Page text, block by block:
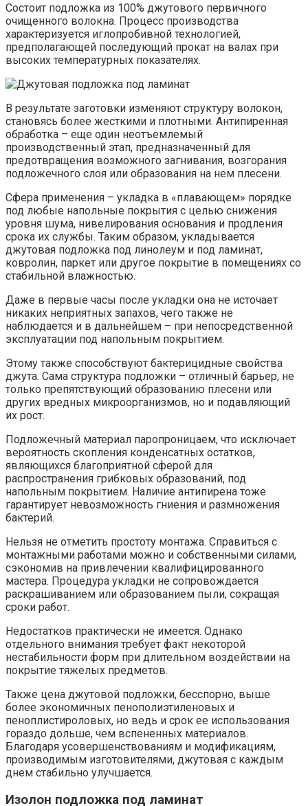
Состоит подложка из 100% джутового первичного
очищенного волокна. Процесс производства
характеризуется иглопробивной технологией,
предполагающей последующий прокат на валах при
высоких температурных показателях.
В результате заготовки изменяют структуру волокон,
становясь более жесткими и плотными. Антипиренная
обработка – еще один неотъемлемый
производственный этап, предназначенный для
предотвращения возможного загнивания, возгорания
подложечного слоя или образования на нем плесени.
Сфера применения – укладка в «плавающем» порядке
под любые напольные покрытия с целью снижения
уровня шума, нивелирования основания и продления
срока их службы. Таким образом, укладывается
джутовая подложка под линолеум и под ламинат,
ковролин, паркет или другое покрытие в помещениях со
стабильной влажностью.
Даже в первые часы после укладки она не источает
никаких неприятных запахов, чего также не
наблюдается и в дальнейшем – при непосредственной
эксплуатации под напольным покрытием.
Этому также способствуют бактерицидные свойства
джута. Сама структура подложки – отличный барьер, не
только препятствующий образованию плесени или
других вредных микроорганизмов, но и подавляющий
их рост.
Подложечный материал паропроницаем, что исключает
вероятность скопления конденсатных остатков,
являющихся благоприятной сферой для
распространения грибковых образований, под
напольным покрытием. Наличие антипирена тоже
гарантирует невозможность гниения и размножения
бактерий.
Нельзя не отметить простоту монтажа. Справиться с
монтажными работами можно и собственными силами,
сэкономив на привлечении квалифицированного
мастера. Процедура укладки не сопровождается
раскрашиванием или образованием пыли, сокращая
сроки работ.
Недостатков практически не имеется. Однако
отдельного внимания требует факт некоторой
нестабильности форм при длительном воздействии на
покрытие тяжелых предметов.
Также цена джутовой подложки, бесспорно, выше
более экономичных пенополиэтиленовых и
пеноплистироловых, но ведь и срок ее использования
гораздо дольше, чем вспененных материалов.
Благодаря усовершенствованиям и модификациям,
производимым изготовителями, джутовая с каждым
днем стабильно улучшается.
Изолон подложка под ламинат